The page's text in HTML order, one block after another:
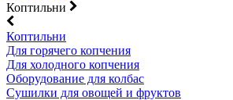
Коптильни
Коптильни
Для горячего копчения
Для холодного копчения
Оборудование для колбас
Сушилки для овощей и фруктов